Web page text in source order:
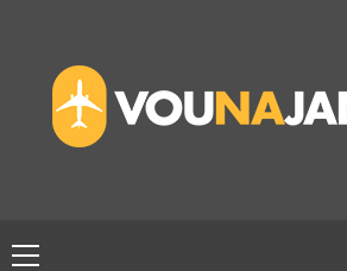
content
Primary